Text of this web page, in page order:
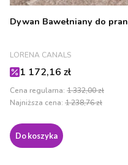
Dywan Bawełniany do
PRODUCENT
LORENA CANALS
Cena promocyjna
1 172,16 zł
Cena regularna: 1 332,00 zł
Najniższa cena: 1 238,76 zł
Do koszyka